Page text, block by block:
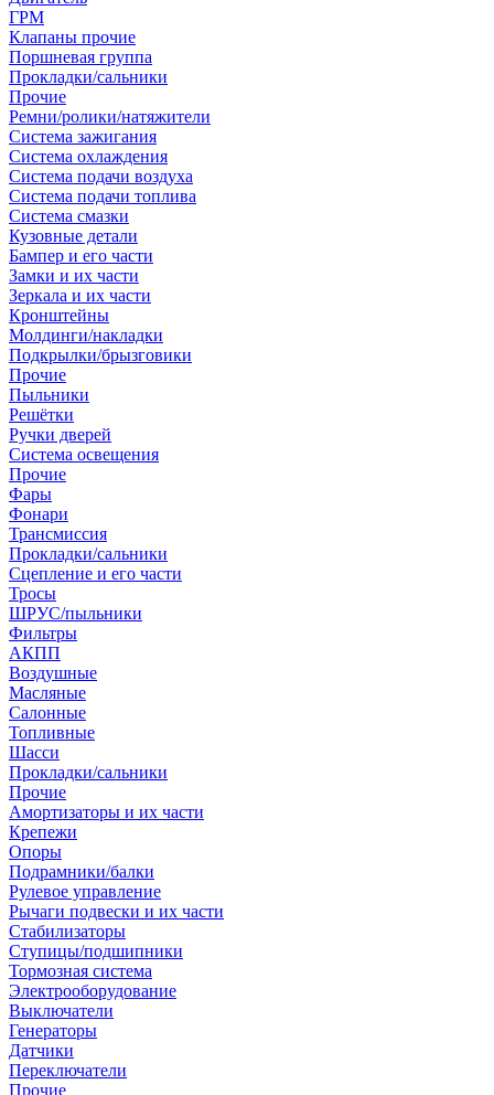
ГРМ
Клапаны прочие
Поршневая группа
Прокладки/сальники
Прочие
Ремни/ролики/натяжители
Система зажигания
Система охлаждения
Система подачи воздуха
Система подачи топлива
Система смазки
Кузовные детали
Бампер и его части
Замки и их части
Зеркала и их части
Кронштейны
Молдинги/накладки
Подкрылки/брызговики
Прочие
Пыльники
Решётки
Ручки дверей
Система освещения
Прочие
Фары
Фонари
Трансмиссия
Прокладки/сальники
Сцепление и его части
Тросы
ШРУС/пыльники
Фильтры
АКПП
Воздушные
Масляные
Салонные
Топливные
Шасси
Прокладки/сальники
Прочие
Амортизаторы и их части
Крепежи
Опоры
Подрамники/балки
Рулевое управление
Рычаги подвески и их части
Стабилизаторы
Ступицы/подшипники
Тормозная система
Электрооборудование
Выключатели
Генераторы
Датчики
Переключатели
Прочие